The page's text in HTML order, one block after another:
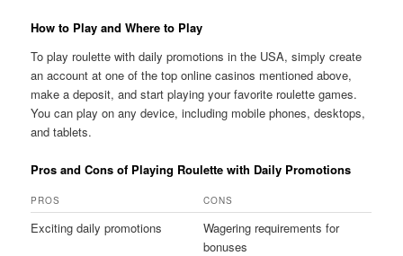
How to Play and Where to Play
To play roulette with daily promotions in the USA, simply create
an account at one of the top online casinos mentioned above,
make a deposit, and start playing your favorite roulette games.
You can play on any device, including mobile phones, desktops,
and tablets.
Pros and Cons of Playing Roulette with Daily Promotions
PROS CONS
Exciting daily promotions
Wagering requirements for
bonuses